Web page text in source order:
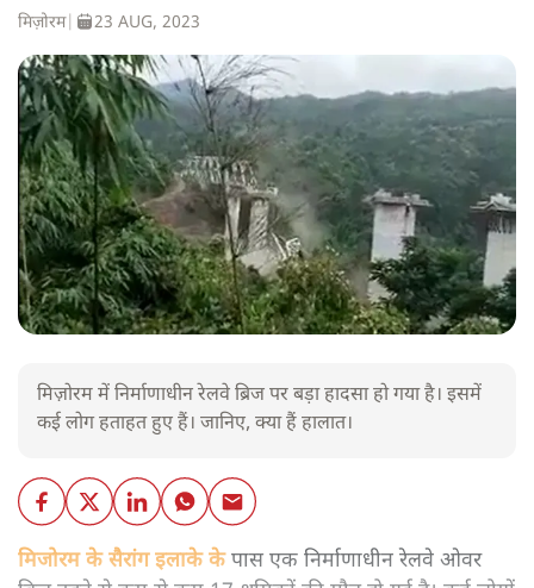
मिज़ोरम| 23 AUG, 2023
मिज़ोरम में निर्माणाधीन रेलवे ब्रिज पर बड़ा हादसा हो गया है। इसमें
कई लोग हताहत हुए हैं। जानिए, क्या हैं हालात।
मिजोरम के सैरांग इलाके केपास एक निर्माणाधीन रेलवे ओवर